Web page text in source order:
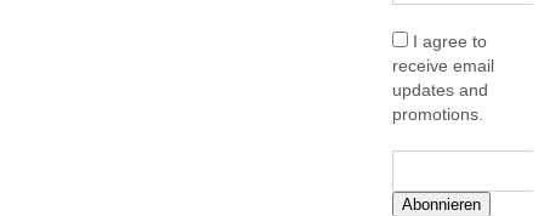
I agree to
receive email
updates and
promotions.
Abonnieren